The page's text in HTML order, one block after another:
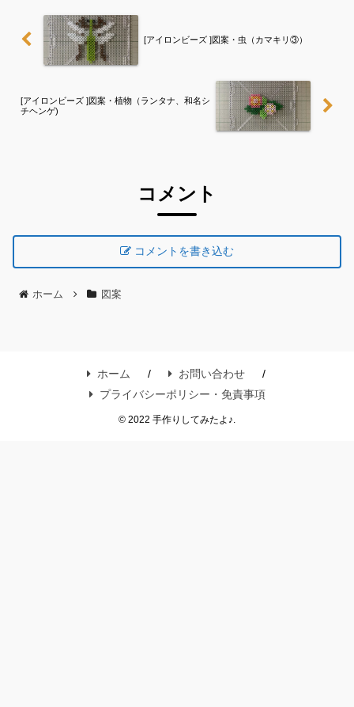
[アイロンビーズ ]図案・虫（カマキリ③）
[アイロンビーズ ]図案・植物（ランタナ、和名シ
チヘンゲ)
コメント
コメントを書き込む
ホーム 図案
ホーム
お問い合わせ
プライバシーポリシー・免責事項
© 2022 手作りしてみたよ♪.